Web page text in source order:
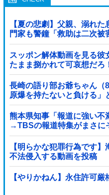
【夏の悲劇】父親、溺れ
門家も警鐘「救助は二次被
スッポン解体動画を見る
たまま捌かれて可哀想だ
どっち？
長崎の語り部お爺ちゃん（
原爆を持たないと負ける
代表（85）も中学生に「核
熊本県知事「報道に強い不
→TBSの報道特集がまさに
【明らかな犯罪行為です
不法侵入する動画を投稿
【やりかねん】永住許可